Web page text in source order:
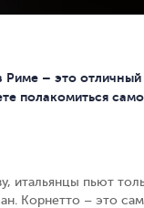
– это
полакомиться
итальянцы пьют
Корнетто – это